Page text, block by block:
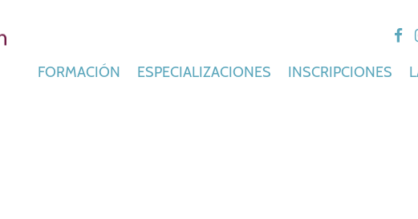
FORMACIÓN ESPECIALIZACIONES INSCRIPCIONES